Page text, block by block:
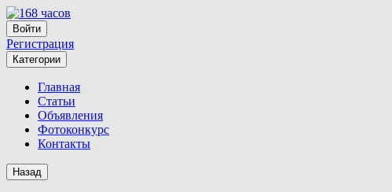
Войти
Регистрация
Категории
Главная
Статьи
Объявления
Фотоконкурс
Контакты
Назад